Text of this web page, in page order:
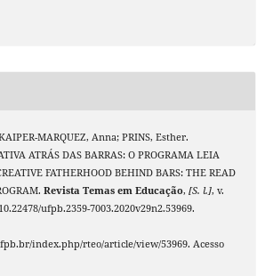
MARQUEZ, Anna; PRINS, Esther.
ATRÁS DAS BARRAS: O PROGRAMA LEIA
FATHERHOOD BEHIND BARS: THE READ
Revista Temas em Educação, [S. l.], v.
ufpb.2359-7003.2020v29n2.53969.
index.php/rteo/article/view/53969. Acesso